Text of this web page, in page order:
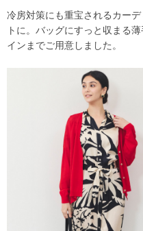
冷房対策にも重宝されるカー
トに。バッグにすっと収まる
インまでご用意しました。